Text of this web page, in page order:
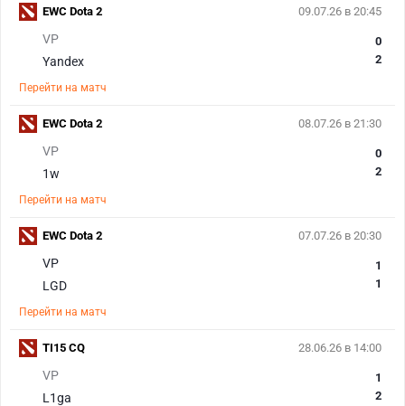
09.07.26 в 20:45
VP
Yandex
0
2
Перейти на матч
EWC Dota 2
08.07.26 в 21:30
VP
1w
0
2
Перейти на матч
EWC Dota 2
07.07.26 в 20:30
VP
LGD
1
1
Перейти на матч
EWC Dota 2
28.06.26 в 14:00
VP
L1ga
1
2
TI15 CQ